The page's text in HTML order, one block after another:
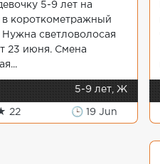
5-9 лет на
в короткометражный
светловолосая
23 июня. Смена
5-9 лет, Ж
22 🕒 19 Jun